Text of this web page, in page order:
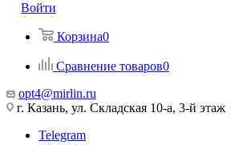
Войти
Корзина0
Сравнение товаров0
opt4@mirlin.ru
г. Казань, ул. Складская 10-а, 3-й этаж
Telegram